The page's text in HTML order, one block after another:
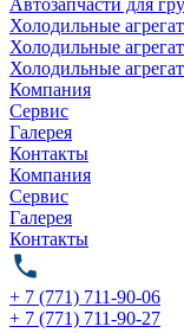
Автозапчасти для
Холодильные
Холодильные
Холодильные
Компания
Сервис
Галерея
Контакты
Компания
Сервис
Галерея
Контакты
+ 7 (771) 711-90-06
+ 7 (771) 711-90-27